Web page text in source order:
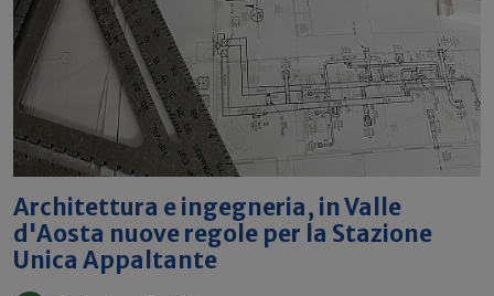
Architettura e ingegneria, in Valle
d'Aosta nuove regole per la Stazione
Unica Appaltante